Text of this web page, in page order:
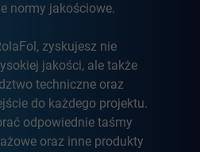
normy jakościowe.
zyskujesz nie
jakości, ale także
techniczne oraz
do każdego projektu.
odpowiednie taśmy
oraz inne produkty